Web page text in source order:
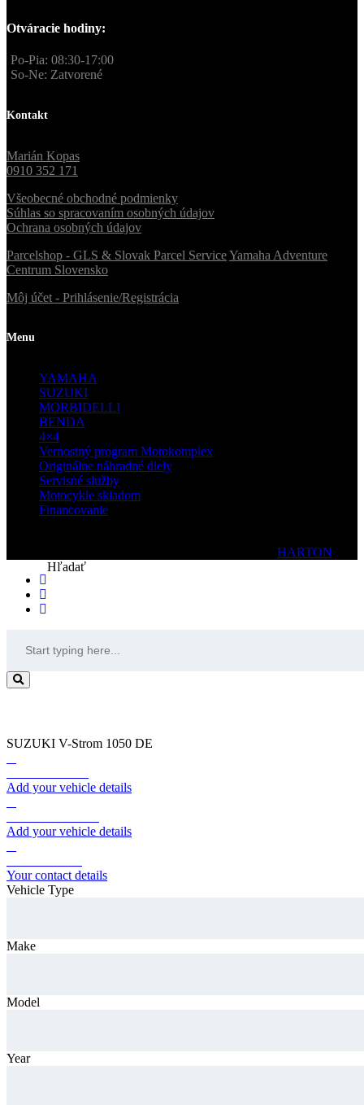
Otváracie hodiny:
Po-Pia: 08:30-17:00
So-Ne: Zatvorené
Kontakt
Marián Kopas
0910 352 171
Všeobecné obchodné podmienky
Súhlas so spracovaním osobných údajov
Ochrana osobných údajov
Parcelshop - GLS & Slovak Parcel ServiceYamaha Adventure
Centrum Slovensko
Môj účet - Prihlásenie/Registrácia
Menu
YAMAHA
SUZUKI
MORBIDELLI
BENDA
4×4
Vernostný program Motokomplex
Originálne náhradné diely
Servisné služby
Motocykle skladom
Financovanie
HARTON
Hľadať
SUZUKI V-Strom 1050 DE
Add your vehicle details
Add your vehicle details
Your contact details
Vehicle Type
Make
Model
Year